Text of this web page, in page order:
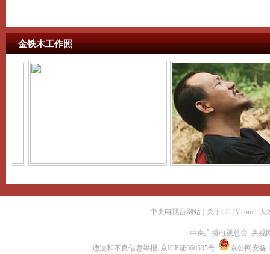
金铁木工作照
中央电视台网站 关于CCTV.com 人
中央广播电视总台 央视
违法和不良信息举报 京ICP证060535号 京公网安备